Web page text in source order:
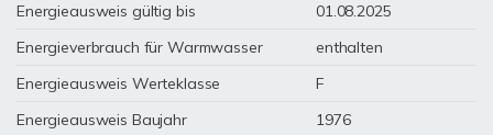
Energieausweis gültig bis
01.08.2025
Energieverbrauch für Warmwasser
enthalten
Energieausweis Werteklasse
F
Energieausweis Baujahr
1976